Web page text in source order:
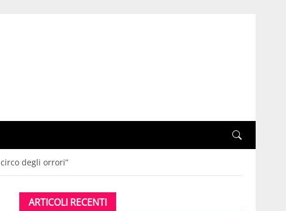
degli orrori”
ARTICOLI RECENTI